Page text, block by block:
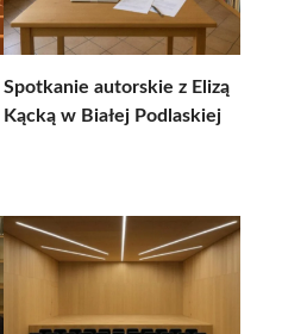
Spotkanie autorskie z Elizą
Kącką w Białej Podlaskiej